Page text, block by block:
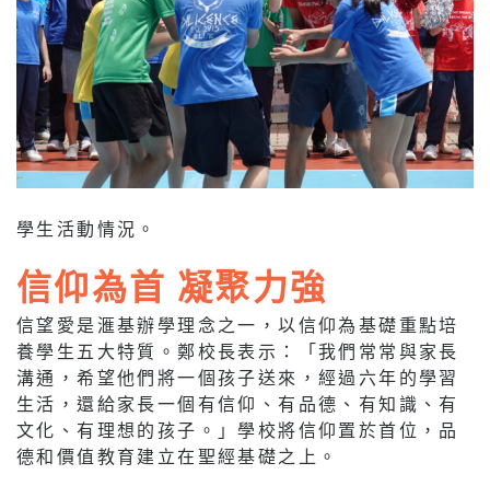
學生活動情況。
信仰為首 凝聚力強
信望愛是滙基辦學理念之一，以信仰為基礎重點培
養學生五大特質。鄭校長表示：「我們常常與家長
溝通，希望他們將一個孩子送來，經過六年的學習
生活，還給家​​長一個有信仰、有品德、有知識、有
文化、有理想的孩子。」學校將信仰置於首位，品
德和價值教育建立在聖經基礎之上。